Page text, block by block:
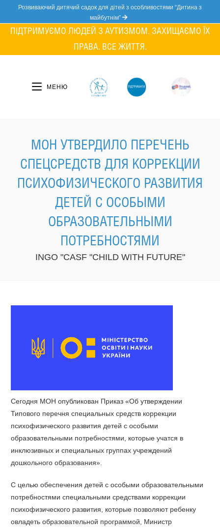
content
Розвиваючий дитячий садок для дітей з особливостями “Дитина з
майбутнім”
ПІДТРИМУЄМО ЛЮДЕЙ З АУТИЗМОМ. ЗАХИЩАЄМО ЇХ
ПРАВА. ВСЕ ЖИТТЯ.
МЕНЮ
МОН УТВЕРДИЛО ПЕРЕЧЕНЬ
СПЕЦСРЕДСТВ ДЛЯ КОРРЕКЦИИ
ПСИХОФИЗИЧЕСКОГО РАЗВИТИЯ
ДЕТЕЙ С ОСОБЫМИ
ОБРАЗОВАТЕЛЬНЫМИ
ПОТРЕБНОСТЯМИ
INGO "CASF "CHILD WITH FUTURE"
Сегодня МОН опубликован Приказ «Об утверждении
Типового перечня специальных средств коррекции
психофизического развития детей с особыми
образовательными потребностями, которые учатся в
инклюзивных и специальных группах учреждений
дошкольного образования».
С целью обеспечения детей с особыми образовательными
потребностями специальными средствами коррекции
психофизического развития, которые позволяют ребенку
овладеть образовательной программой, Министр